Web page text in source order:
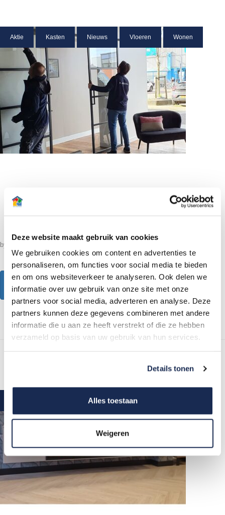
Deze website maakt gebruik van cookies
We gebruiken cookies om content en advertenties te
personaliseren, om functies voor social media te bieden
en om ons websiteverkeer te analyseren. Ook delen we
informatie over uw gebruik van onze site met onze
partners voor social media, adverteren en analyse. Deze
partners kunnen deze gegevens combineren met andere
informatie die u aan ze heeft verstrekt of die ze hebben
verzameld op basis van uw gebruik van hun services.
Details tonen
Alles toestaan
Weigeren
Aktie Kasten Nieuws Vloeren Wonen
Vacature: BBL leerling Hout en meubileringscollege
by
READ MORE
Wonen